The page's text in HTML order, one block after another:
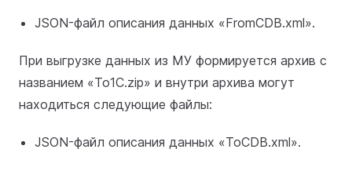
JSON-файл описания данных «FromCDB.xml».
При выгрузке данных из МУ формируется архив с
названием «To1C.zip» и внутри архива могут
находиться следующие файлы:
JSON-файл описания данных «ToCDB.xml».